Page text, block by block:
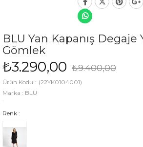
BLU Yan Kapanış Degaje
Gömlek
₺9.400,00
₺3.290,00
(22YK0104001)
Marka : BLU
Renk :